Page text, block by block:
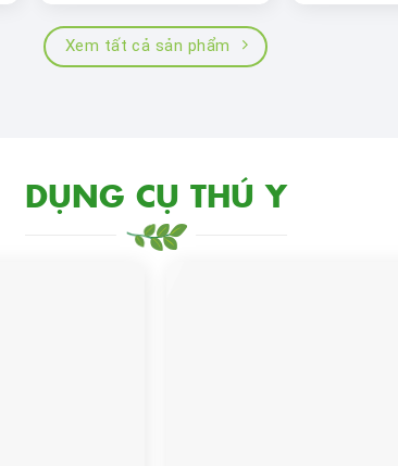
Xem tất cả sản phẩm
DỤNG CỤ THÚ Y